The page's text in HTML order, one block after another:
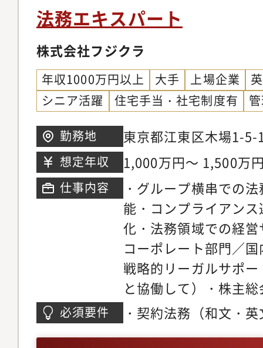
チームで判断し、支
ます。本ポジション
長と連携しながら、
て組織運営への理解
事業部門や経営層と
ら、個人に依存しな
営や、組織全体の対
ことを想定していま
告・マーケティング
ジタル領域や新規事
プの事業に対し、法
チェックにとどまら
行に深く関与できる
です。■法務局は「事
すること」をミッシ
現在は、グループの
グループ各社に対す
課長としての成長ポ
門と連携し、法務戦
て、組織全体を支え
マネジメントを経験
成をリードできる・
ら確立し事業成長を
向上させる教育・仕
金融領域の特有知識
法務エキスパート
株式会社フジクラ
年収1000万円以上 大手 上場企業
シニア活躍
住宅手当・社宅制度有
勤務地 東京都江東区木場1-5-
想定年収 1,000万円～ 1,500万
仕事内容
・グループ横串での
能・コンプライアン
化・法務領域での経
コーポレート部門／
戦略的リーガルサポ
と協働して）・株主
務局、コンプライア
必須要件
・契約法務（和文・